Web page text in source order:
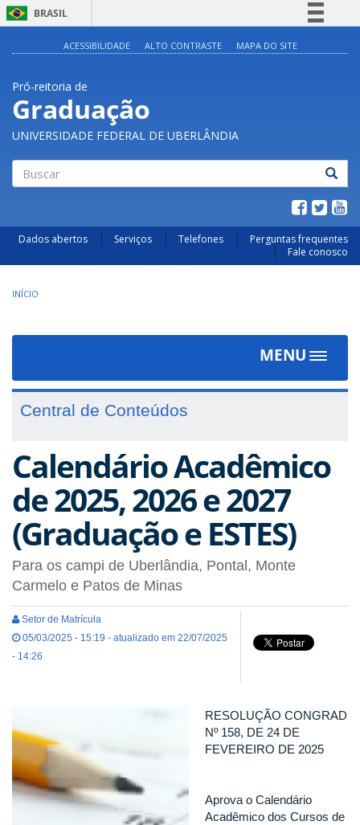
BRASIL
Legislação
Canais
ACESSIBILIDADE ALTO CONTRASTE MAPA DO SITE
Pró-reitoria de
Graduação
UNIVERSIDADE FEDERAL DE UBERLÂNDIA
Dados abertos Serviços Telefones
Perguntas frequentes
Fale conosco
INÍCIO
MENU
Toggle
Central de Conteúdos
Calendário Acadêmico
de 2025, 2026 e 2027
(Graduação e ESTES)
Para os campi de Uberlândia, Pontal, Monte
Carmelo e Patos de Minas
Setor de Matrícula
05/03/2025 - 15:19 - atualizado em 22/07/2025
- 14:26
RESOLUÇÃO CONGRAD
Nº 158, DE 24 DE
FEVEREIRO DE 2025
Aprova o Calendário
Acadêmico dos Cursos de